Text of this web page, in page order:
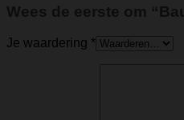
Wees de eerste om
Je waardering *